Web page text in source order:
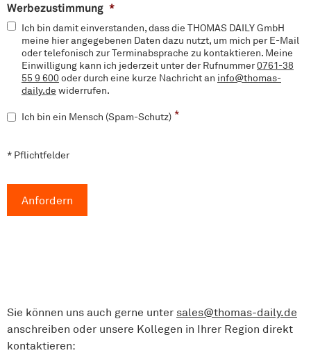
Werbezustimmung *
Ich bin damit einverstanden, dass die THOMAS DAILY GmbH
meine hier angegebenen Daten dazu nutzt, um mich per E-Mail
oder telefonisch zur Terminabsprache zu kontaktieren. Meine
Einwilligung kann ich jederzeit unter der Rufnummer0761-38
55 9 600oder durch eine kurze Nachricht an info@thomas-
daily.de widerrufen.
S
m
S
Ich bin ein Mensch (Spam-Schutz) *
* Pflichtfelder
Anfordern
Sie können uns auch gerne unter sales@thomas-daily.de
anschreiben oder unsere Kollegen in Ihrer Region direkt
kontaktieren: